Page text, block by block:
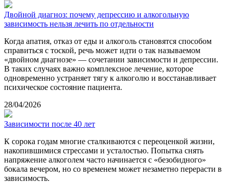
Двойной диагноз: почему депрессию и алкогольную
зависимость нельзя лечить по отдельности
Когда апатия, отказ от еды и алкоголь становятся способом
справиться с тоской, речь может идти о так называемом
«двойном диагнозе» — сочетании зависимости и депрессии.
В таких случаях важно комплексное лечение, которое
одновременно устраняет тягу к алкоголю и восстанавливает
психическое состояние пациента.
28/04/2026
Зависимости после 40 лет
К сорока годам многие сталкиваются с переоценкой жизни,
накопившимися стрессами и усталостью. Попытка снять
напряжение алкоголем часто начинается с «безобидного»
бокала вечером, но со временем может незаметно перерасти в
зависимость.